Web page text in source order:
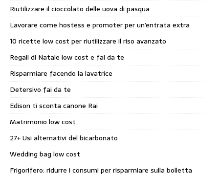
Riutilizzare il cioccolato delle uova di pasqua
Lavorare come hostess e promoter per un’entrata extra
10 ricette low cost per riutilizzare il riso avanzato
Regali di Natale low cost e fai da te
Risparmiare facendo la lavatrice
Detersivo fai da te
Edison ti sconta canone Rai
Matrimonio low cost
27+ Usi alternativi del bicarbonato
Wedding bag low cost
Frigorifero: ridurre i consumi per risparmiare sulla bolletta